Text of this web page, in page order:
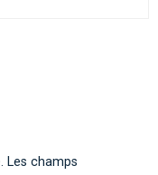
Les champs